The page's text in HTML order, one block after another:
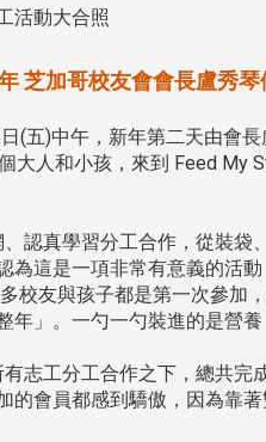
活動大合照
芝加哥校友會會長盧秀
(五)中午，新年第二天由會
大人和小孩，來到 Feed My
認真學習分工合作，從裝
為這是一項非常有意義的活
校友與孩子都是第一次參加
年」。一勺一勺裝進的是營養
志工分工合作之下，總共
的會員都感到驕傲，因為靠
點
友情誼 校友處
頭版
校友處新